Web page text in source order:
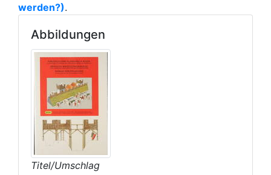
werden?).
Abbildungen
Titel/Umschlag